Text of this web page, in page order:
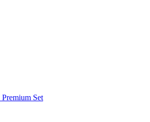
Set